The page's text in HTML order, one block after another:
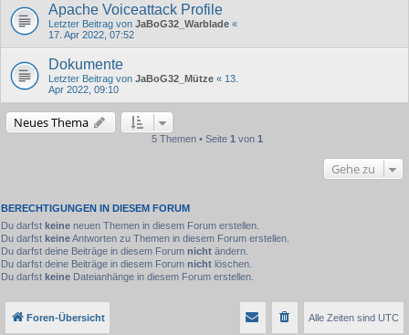
Apache Voiceattack Profile
Letzter Beitrag von JaBoG32_Warblade «
17. Apr 2022, 07:52
Dokumente
Letzter Beitrag von JaBoG32_Mütze « 13.
Apr 2022, 09:10
Neues Thema
5 Themen • Seite 1 von 1
Gehe zu
BERECHTIGUNGEN IN DIESEM FORUM
Du darfst keine neuen Themen in diesem Forum erstellen.
Du darfst keineAntworten zu Themen in diesem Forum erstellen.
Du darfst deine Beiträge in diesem Forum nicht ändern.
Du darfst deine Beiträge in diesem Forum nicht löschen.
Du darfst keine Dateianhänge in diesem Forum erstellen.
Foren-Übersicht Alle Zeiten sind UTC